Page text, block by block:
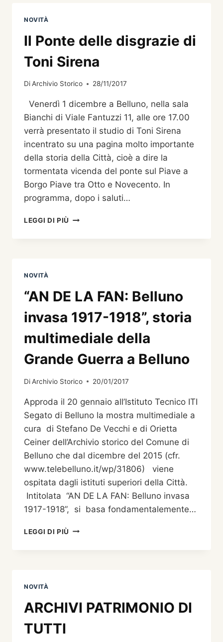
FERRUCCIO
VENDRAMINI
NOVITÀ
Il Ponte delle disgrazie di
Toni Sirena
DiArchivio Storico 28/11/2017
Venerdì 1 dicembre a Belluno, nella sala
Bianchi di Viale Fantuzzi 11, alle ore 17.00
verrà presentato il studio di Toni Sirena
incentrato su una pagina molto importante
della storia della Città, cioè a dire la
tormentata vicenda del ponte sul Piave a
Borgo Piave tra Otto e Novecento. In
programma, dopo i saluti…
LEGGI DI PIÙ IL
NOVITÀ
“AN DE LA FAN: Belluno
invasa 1917-1918”, storia
multimediale della
Grande Guerra a Belluno
DiArchivio Storico 20/01/2017
Approda il 20 gennaio all’Istituto Tecnico ITI
Segato di Belluno la mostra multimediale a
cura di Stefano De Vecchi e di Orietta
Ceiner dell’Archivio storico del Comune di
Belluno che dal dicembre del 2015 (cfr.
www.telebelluno.it/wp/31806) viene
ospitata dagli istituti superiori della Città.
Intitolata “AN DE LA FAN: Belluno invasa
1917-1918”, si basa fondamentalemente…
LEGGI DI PIÙ “AN
1918”,
STORIA
NOVITÀ
ARCHIVI PATRIMONIO DI
TUTTI